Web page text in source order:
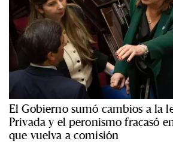
El Gobierno sumó cambios a la
Privada y el peronismo fracasó
que vuelva a comisión